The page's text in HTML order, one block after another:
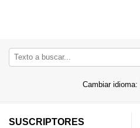
Cambiar idioma:
SUSCRIPTORES